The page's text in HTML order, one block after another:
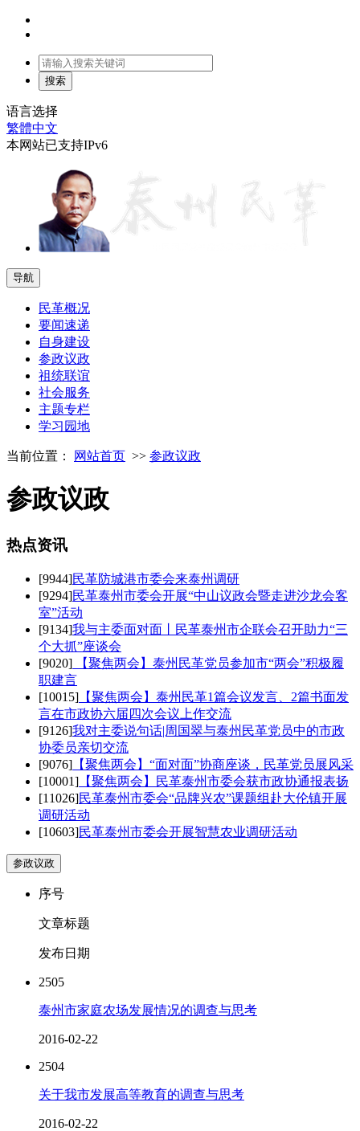
语言选择
繁體中文
本网站已支持IPv6
导航
民革概况
要闻速递
自身建设
参政议政
祖统联谊
社会服务
主题专栏
学习园地
当前位置： 网站首页 >> 参政议政
参政议政
热点资讯
[9944]民革防城港市委会来泰州调研
[9294]民革泰州市委会开展“中山议政会暨走进沙龙会客
室”活动
[9134]我与主委面对面丨民革泰州市企联会召开助力“三
个大抓”座谈会
[9020] 【聚焦两会】泰州民革党员参加市“两会”积极履
职建言
[10015] 【聚焦两会】泰州民革1篇会议发言、2篇书面发
言在市政协六届四次会议上作交流
[9126]我对主委说句话|周国翠与泰州民革党员中的市政
协委员亲切交流
[9076] 【聚焦两会】“面对面”协商座谈，民革党员展风采
[10001] 【聚焦两会】民革泰州市委会获市政协通报表扬
[11026]民革泰州市委会“品牌兴农”课题组赴大伦镇开展
调研活动
[10603]民革泰州市委会开展智慧农业调研活动
参政议政
序号
文章标题
发布日期
2505
泰州市家庭农场发展情况的调查与思考
2016-02-22
2504
关于我市发展高等教育的调查与思考
2016-02-22